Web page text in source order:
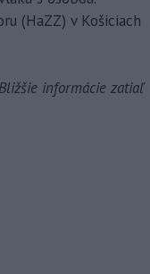
(HaZZ) v Košiciach
Bližšie informácie zatiaľ